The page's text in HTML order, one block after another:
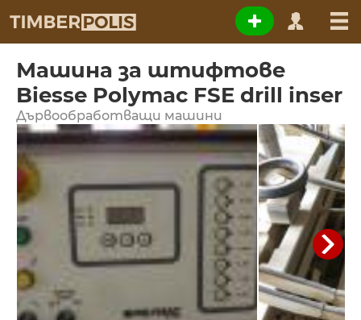
Машина за штифтове
Biesse Polymac FSE drill inser
Дървообработващи машини